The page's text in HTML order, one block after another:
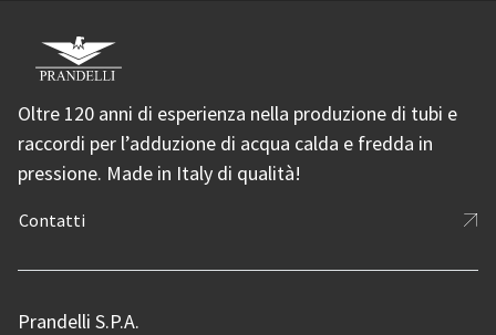
Oltre 120 anni di esperienza nella produzione di tubi e
raccordi per l’adduzione di acqua calda e fredda in
pressione. Made in Italy di qualità!
Contatti
Prandelli S.P.A.